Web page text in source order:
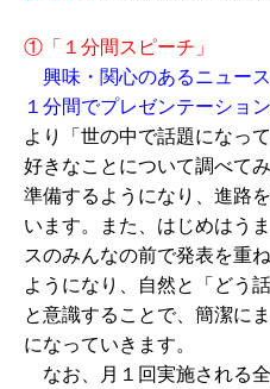
①「１分間スピーチ」
興味・関心のあるニュー
１分間でプレゼンテーショ
より「世の中で話題になっ
好きなことについて調べて
準備するようになり、進路
います。また、はじめはう
スのみんなの前で発表を重
ようになり、自然と「どう
と意識することで、簡潔に
になっていきます。
なお、月１回実施される